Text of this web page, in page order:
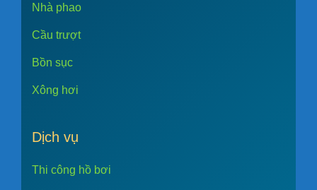
Nhà phao
Cầu trượt
Bồn sục
Xông hơi
Dịch vụ
Thi công hồ bơi